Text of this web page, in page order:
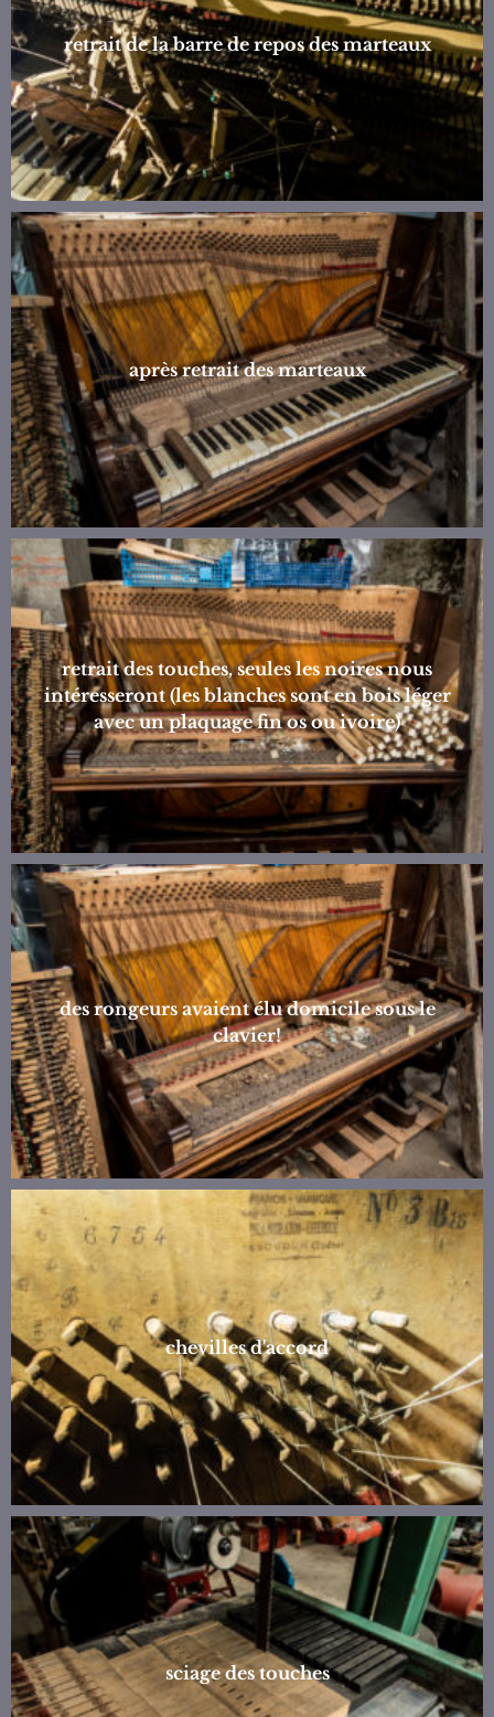
retrait de la barre de repos des marteaux
après retrait des marteaux
retrait des touches, seules les noires nous
intéresseront (les blanches sont en bois léger
avec un plaquage fin os ou ivoire)
des rongeurs avaient élu domicile sous le
clavier!
chevilles d'accord
sciage des touches